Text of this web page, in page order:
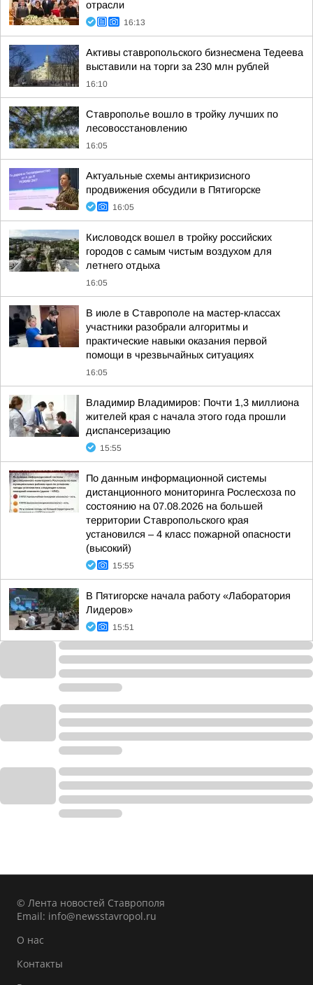
отрасли
16:13
Активы ставропольского бизнесмена Тедеева
выставили на торги за 230 млн рублей
16:10
Ставрополье вошло в тройку лучших по
лесовосстановлению
16:05
Актуальные схемы антикризисного
продвижения обсудили в Пятигорске
16:05
Кисловодск вошел в тройку российских
городов с самым чистым воздухом для
летнего отдыха
16:05
В июле в Ставрополе на мастер-классах
участники разобрали алгоритмы и
практические навыки оказания первой
помощи в чрезвычайных ситуациях
16:05
Владимир Владимиров: Почти 1,3 миллиона
жителей края с начала этого года прошли
диспансеризацию
15:55
По данным информационной системы
дистанционного мониторинга Рослесхоза по
состоянию на 07.08.2026 на большей
территории Ставропольского края
установился – 4 класс пожарной опасности
(высокий)
15:55
В Пятигорске начала работу «Лаборатория
Лидеров»
15:51
© Лента новостей Ставрополя
Email: info@newsstavropol.ru
О нас
Контакты